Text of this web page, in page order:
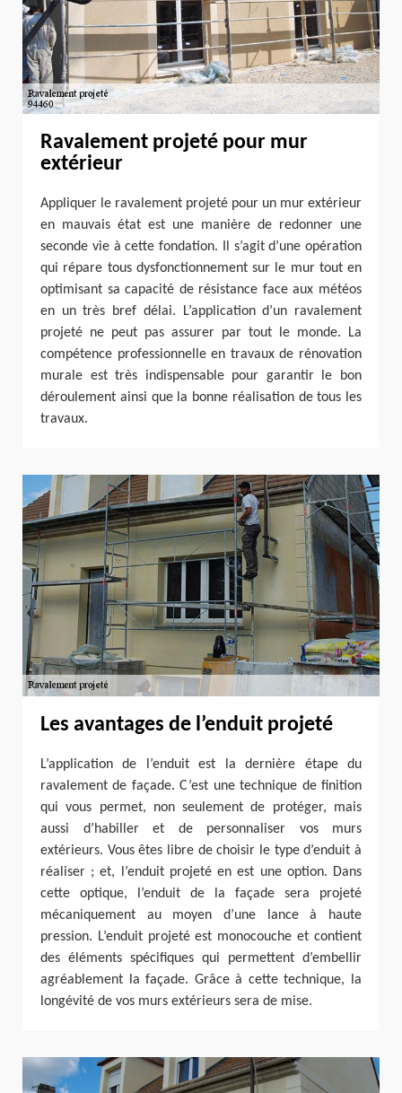
Ravalement projeté pour mur
extérieur
Appliquer le ravalement projeté pour un mur extérieur
en mauvais état est une manière de redonner une
seconde vie à cette fondation. Il s’agit d’une opération
qui répare tous dysfonctionnement sur le mur tout en
optimisant sa capacité de résistance face aux météos
en un très bref délai. L’application d’un ravalement
projeté ne peut pas assurer par tout le monde. La
compétence professionnelle en travaux de rénovation
murale est très indispensable pour garantir le bon
déroulement ainsi que la bonne réalisation de tous les
travaux.
Les avantages de l’enduit projeté
L’application de l’enduit est la dernière étape du
ravalement de façade. C’est une technique de finition
qui vous permet, non seulement de protéger, mais
aussi d’habiller et de personnaliser vos murs
extérieurs. Vous êtes libre de choisir le type d’enduit à
réaliser ; et, l’enduit projeté en est une option. Dans
cette optique, l’enduit de la façade sera projeté
mécaniquement au moyen d’une lance à haute
pression. L’enduit projeté est monocouche et contient
des éléments spécifiques qui permettent d’embellir
agréablement la façade. Grâce à cette technique, la
longévité de vos murs extérieurs sera de mise.